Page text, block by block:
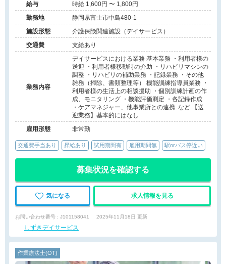
給与
時給 1,600円 〜 1,800円
勤務地
静岡県富士市中島480-1
施設形態
介護保険関連施設（デイサービス）
交通費
支給あり
業務内容
デイサービスにおける業務 基本業務 ・利用者様の
送迎 ・利用者様移動時の介助 ・リハビリマシンの
調整 ・リハビリの補助業務 ・記録業務 ・その他
雑務（掃除、書類整理等） 機能訓練指導員業務 ・
利用者様の生活上の相談援助 ・個別訓練計画の作
成、モニタリング ・機能評価測定 ・各記録作成
・ケアマネジャー、他事業所との連携 など 【送
迎業務】基本的にはなし
雇用形態
非常勤
交通費手当あり 昇給あり 試用期間有 雇用期間無 駅orバス停近い
募集状況を確認する
気になる 求人情報を見る
お問い合わせ番号 : J101158041 2025年11月18日 更新
しずきデイサービス
作業療法士(OT)